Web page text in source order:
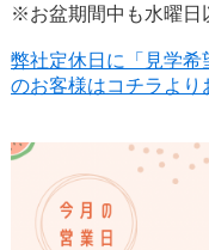
※お盆期間中も水曜日
弊社定休日に「見学
のお客様はコチラより